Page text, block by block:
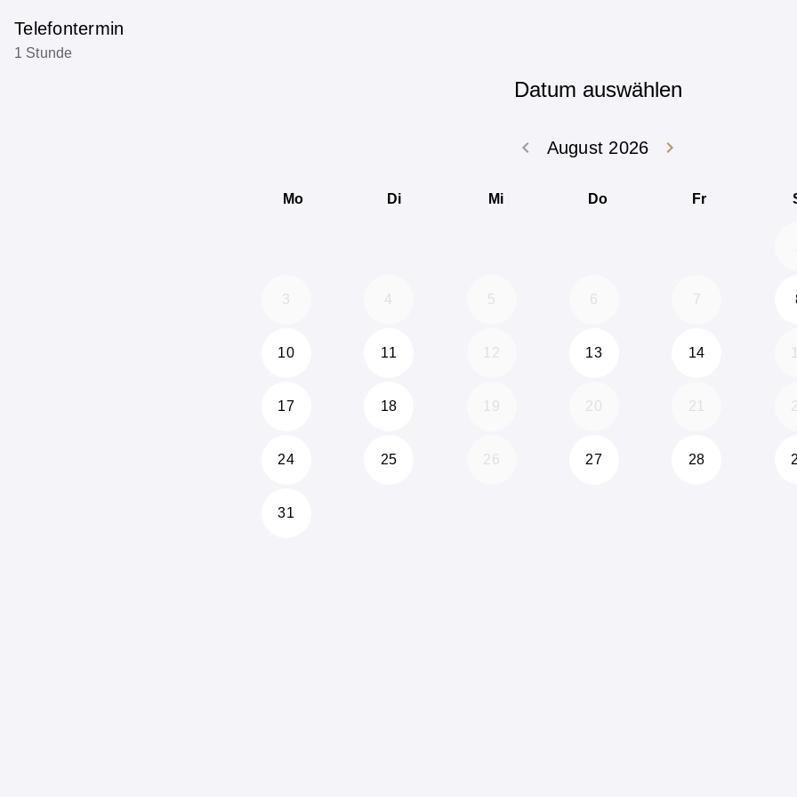
Telefontermin
1 Stunde
Datum auswählen
August 2026
keyboard_arrow_left
keyboard_arrow_right
Mo Di Mi Do Fr
3 4 5 6 7
10 11 12 13 14
17 18 19 20 21
24 25 26 27 28
31